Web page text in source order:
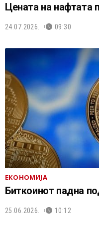
Цената на нафтата
24.07.2026. 09:30
ЕКОНОМИЈА
Биткоинот падна
25.06.2026. 10:12